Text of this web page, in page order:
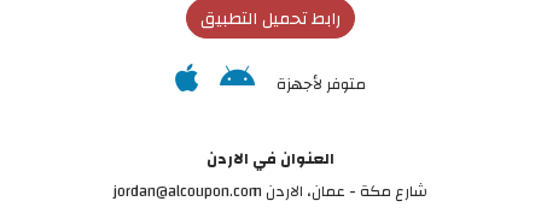
رابط تحميل التطبيق
متوفر لأجهزة
العنوان في الاردن
شارع مكة - عمان، الاردن jordan@alcoupon.com